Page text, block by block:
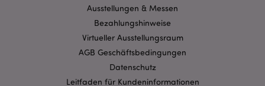
Ausstellungen & Messen
Bezahlungshinweise
Virtueller Ausstellungsraum
AGB Geschäftsbedingungen
Datenschutz
Leitfaden für Kundeninformationen
PHPSESSID
.www.puckator.de
Datenschutzbestimmungen von Google